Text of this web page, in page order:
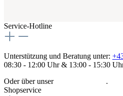
Service-Hotline
Unterstützung und Beratung unter:
08:30 - 12:00 Uhr & 13:00 - 15:30
Oder über unser
.
Shopservice